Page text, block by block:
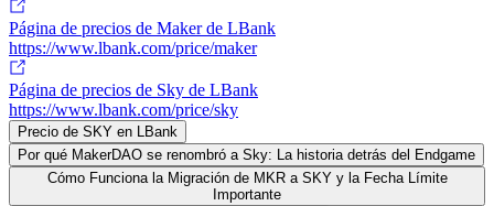
Página de precios de Maker de LBank
https://www.lbank.com/price/maker
Página de precios de Sky de LBank
https://www.lbank.com/price/sky
Precio de SKY en LBank
Por qué MakerDAO se renombró a Sky: La historia detrás del Endgame
Cómo Funciona la Migración de MKR a SKY y la Fecha Límite
Importante